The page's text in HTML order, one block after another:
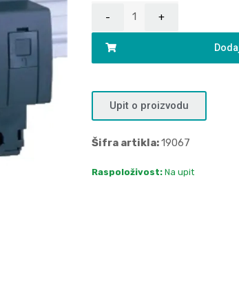
Upit o proizvodu
Šifra artikla:19067
Raspoloživost: Na upit